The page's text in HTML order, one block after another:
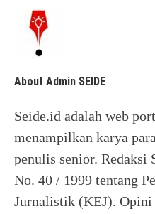
About Admin SEIDE
Seide.id adalah web
menampilkan karya
penulis senior. Redaksi
No. 40 / 1999 tentang
Jurnalistik (KEJ).